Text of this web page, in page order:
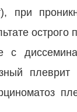
при
с